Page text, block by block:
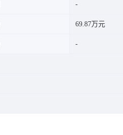
69.87万元